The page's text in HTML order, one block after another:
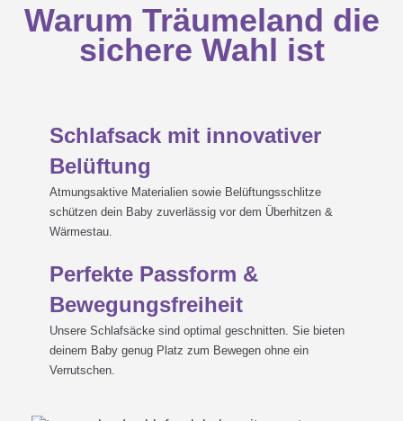
Achte auf ausreichend
Strampelfreiheit und einer
kann
Wähle ausschließlich
hautfreundliche und leichte
Materialien
Sorge für genügend Belüftung,
damit Wärmestau vermieden wird
Achte auf einen Sicherheits-
Reißverschluss, damit sich das
Baby nicht einklemmt
LIEBMICH Sommerschlafsack
Warum Träumeland die
sichere Wahl ist
Schlafsack mit innovativer
Belüftung
Atmungsaktive Materialien sowie Belüftungsschlitze
schützen dein Baby zuverlässig vor dem Überhitzen &
Wärmestau.
Perfekte Passform &
Bewegungsfreiheit
Unsere Schlafsäcke sind optimal geschnitten. Sie bieten
deinem Baby genug Platz zum Bewegen ohne ein
Verrutschen.